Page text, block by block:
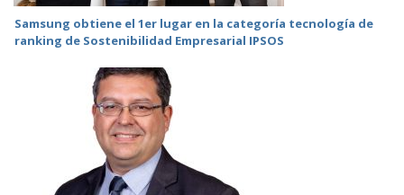
Samsung obtiene el 1er lugar en la categoría tecnología de
ranking de Sostenibilidad Empresarial IPSOS